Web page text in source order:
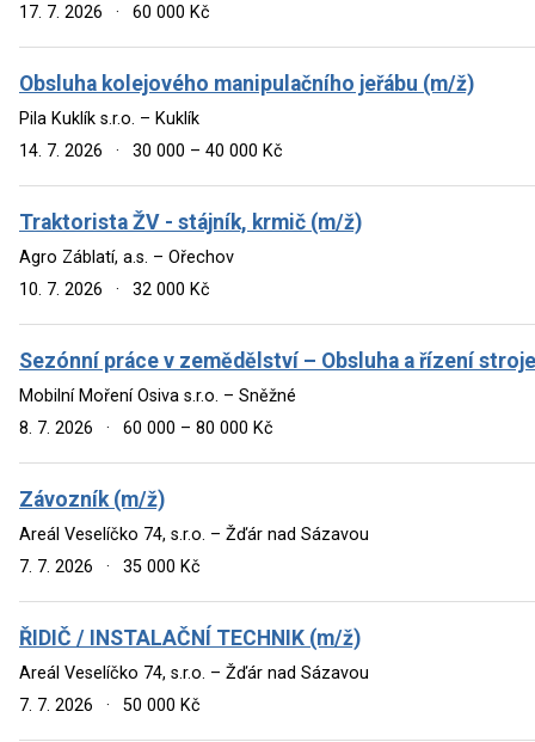
17. 7. 2026
· 60 000 Kč
Obsluha kolejového manipulačního jeřábu (m/ž)
Pila Kuklík s.r.o. – Kuklík
14. 7. 2026
· 30 000 – 40 000 Kč
Traktorista ŽV - stájník, krmič (m/ž)
Agro Záblatí, a.s. – Ořechov
10. 7. 2026
· 32 000 Kč
Sezónní práce v zemědělství – Obsluha a řízení
Mobilní Moření Osiva s.r.o. – Sněžné
8. 7. 2026
· 60 000 – 80 000 Kč
Závozník (m/ž)
Areál Veselíčko 74, s.r.o. – Žďár nad Sázavou
7. 7. 2026
· 35 000 Kč
ŘIDIČ / INSTALAČNÍ TECHNIK (m/ž)
Areál Veselíčko 74, s.r.o. – Žďár nad Sázavou
7. 7. 2026
· 50 000 Kč